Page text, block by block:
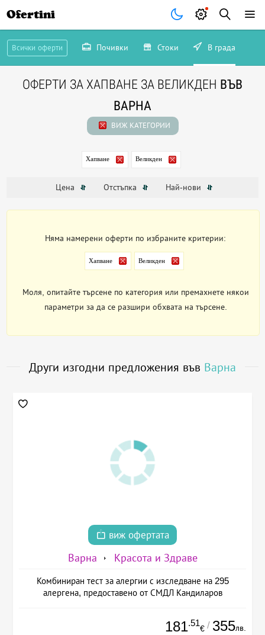
Ofertini
Всички оферти Почивки Стоки В града
ОФЕРТИ ЗА ХАПВАНЕ ЗА ВЕЛИКДЕН ВЪВ
ВАРНА
ВИЖ КАТЕГОРИИ
Хапване Великден
Цена Отстъпка Най-нови
Няма намерени оферти по избраните критерии:
Хапване Великден
Моля, опитайте търсене по категория или премахнете някои
параметри за да се разшири обхвата на търсене.
Други изгодни предложения във Варна
виж офертата
Варна Красота и Здраве
Комбиниран тест за алергии с изследване на 295
алергена, предоставено от СМДЛ Кандиларов
181.51
€ / 355лв.